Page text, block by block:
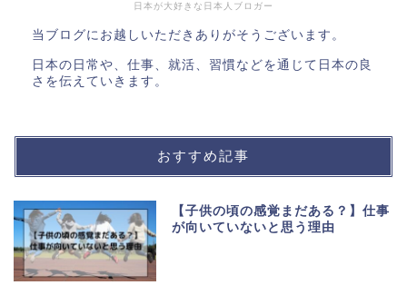
日本が大好きな日本人ブロガー
当ブログにお越しいただきありがそうございます。
日本の日常や、仕事、就活、習慣などを通じて日本の良
さを伝えていきます。
おすすめ記事
【子供の頃の感覚まだある？】仕事
が向いていないと思う理由